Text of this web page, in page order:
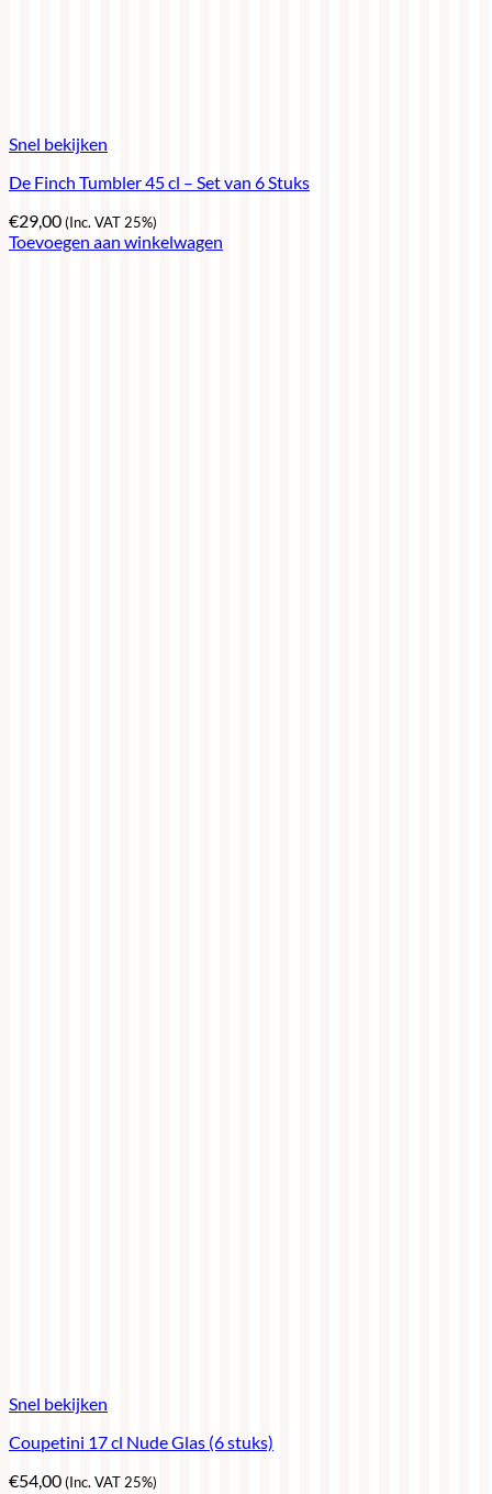
Snel bekijken
De Finch Tumbler 45 cl – Set van 6 Stuks
€29,00(Inc. VAT 25%)
Toevoegen aan winkelwagen
Snel bekijken
Coupetini 17 cl Nude Glas (6 stuks)
€54,00(Inc. VAT 25%)